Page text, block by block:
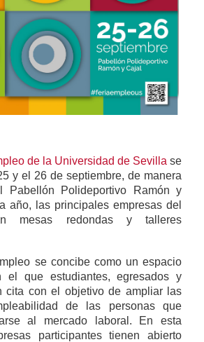
de la Universidad de Sevilla se
y el 26 de septiembre, de manera
Pabellón Polideportivo Ramón y
año, las principales empresas del
mesas redondas y talleres
se concibe como un espacio
el que estudiantes, egresados y
cita con el objetivo de ampliar las
de las personas que
al mercado laboral. En esta
participantes tienen abierto